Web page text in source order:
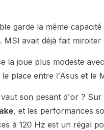
garde la même
avait déjà fait
la joue plus modeste
place entre l'Asus et le
son pesant d'or ? Sur
, et les performances
à 120 Hz est un régal